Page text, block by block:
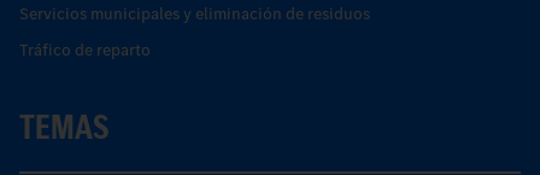
Servicios municipales y eliminación de residuos
Tráfico de reparto
TEMAS